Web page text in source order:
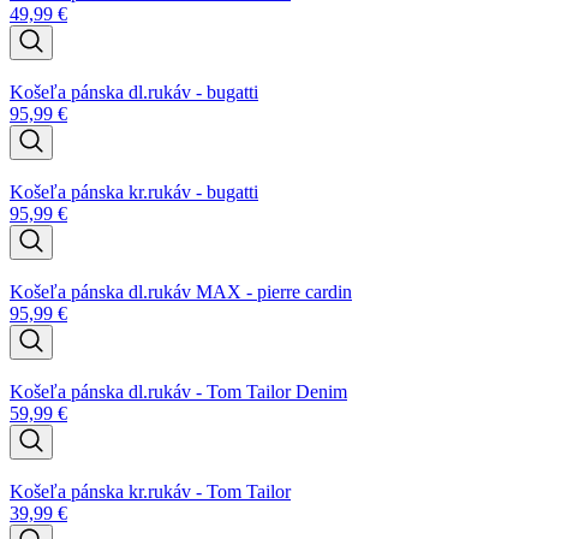
49,99 €
Košeľa pánska dl.rukáv - bugatti
95,99 €
Košeľa pánska kr.rukáv - bugatti
95,99 €
Košeľa pánska dl.rukáv MAX - pierre cardin
95,99 €
Košeľa pánska dl.rukáv - Tom Tailor Denim
59,99 €
Košeľa pánska kr.rukáv - Tom Tailor
39,99 €